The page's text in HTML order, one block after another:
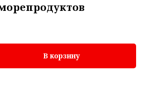
В корзину